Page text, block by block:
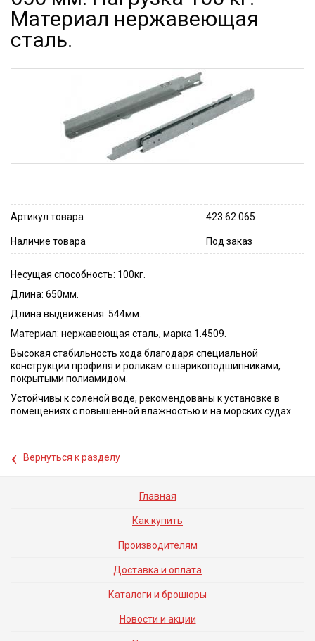
Материал нержавеющая
сталь.
Артикул товара 423.62.065
Наличие товара Под заказ
Несущая способность: 100кг.
Длина: 650мм.
Длина выдвижения: 544мм.
Материал: нержавеющая сталь, марка 1.4509.
Высокая стабильность хода благодаря специальной
конструкции профиля и роликам с шарикоподшипниками,
покрытыми полиамидом.
Устойчивы к соленой воде, рекомендованы к установке в
помещениях с повышенной влажностью и на морских судах.
‹ Вернуться к разделу
Главная
Как купить
Производителям
Доставка и оплата
Каталоги и брошюры
Новости и акции